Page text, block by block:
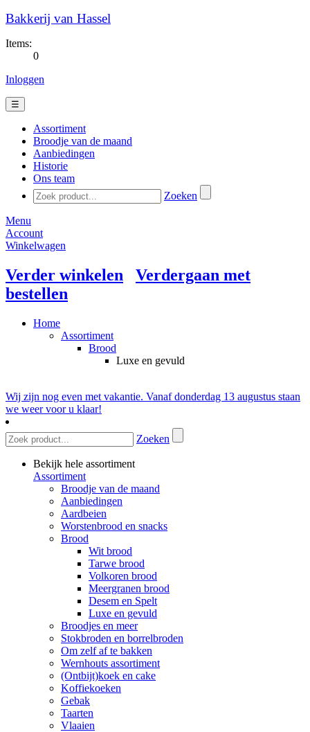
Bakkerij van Hassel
Items:
0
Inloggen
☰
Assortiment
Broodje van de maand
Aanbiedingen
Historie
Ons team
Zoeken
Menu
Account
Winkelwagen
Verder winkelen
Verdergaan met
bestellen
Home
Assortiment
Brood
Luxe en gevuld
Wij zijn nog even met vakantie. Vanaf donderdag 13 augustus staan
we weer voor u klaar!
Zoeken
Bekijk hele assortiment
Assortiment
Broodje van de maand
Aanbiedingen
Aardbeien
Worstenbrood en snacks
Brood
Wit brood
Tarwe brood
Volkoren brood
Meergranen brood
Desem en Spelt
Luxe en gevuld
Broodjes en meer
Stokbroden en borrelbroden
Om zelf af te bakken
Wernhouts assortiment
(Ontbijt)koek en cake
Koffiekoeken
Gebak
Taarten
Vlaaien